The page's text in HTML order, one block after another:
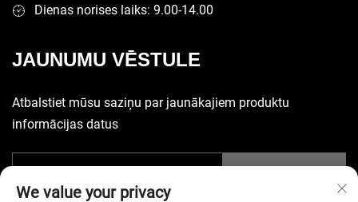
Dienas norises laiks: 9.00-14.00
JAUNUMU VĒSTULE
Atbalstiet mūsu saziņu par jaunākajiem produktu
informācijas datus
We value your privacy